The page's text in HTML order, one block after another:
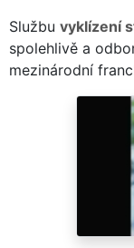
Službu vyklízení
spolehlivě a
mezinárodní